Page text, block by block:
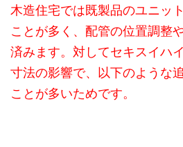
木造住宅では既製品のユニッ
ことが多く、配管の位置調整
済みます。対してセキスイハ
寸法の影響で、以下のような
ことが多いためです。